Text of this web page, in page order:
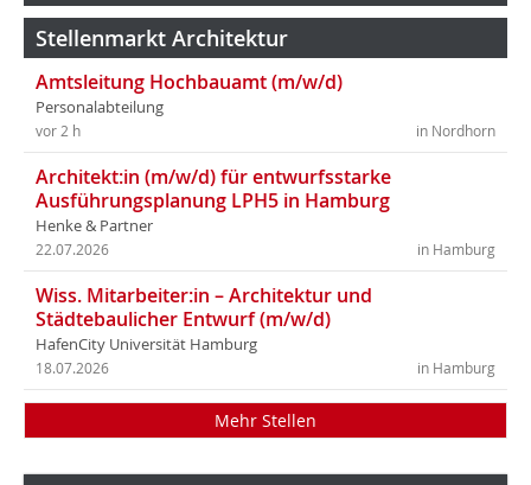
Stellenmarkt Architektur
Amtsleitung Hochbauamt (m/w/d)
Personalabteilung
in Nordhorn
vor 2 h
Architekt:in (m/w/d) für entwurfsstarke
Ausführungsplanung LPH5 in Hamburg
Henke & Partner
in Hamburg
22.07.2026
Wiss. Mitarbeiter:in – Architektur und
Städtebaulicher Entwurf (m/w/d)
HafenCity Universität Hamburg
in Hamburg
18.07.2026
Mehr Stellen